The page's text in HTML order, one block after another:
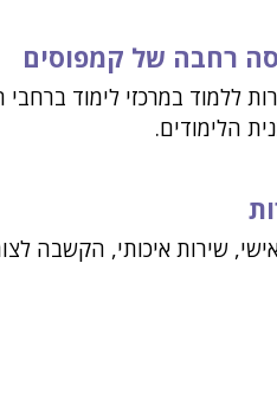
רחבה של קמפוסים
ללמוד במרכזי לימוד
הלימודים.
שירות איכותי, הקשבה